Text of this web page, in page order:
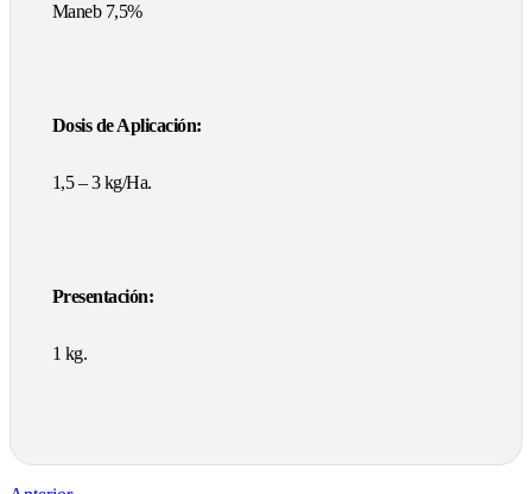
Maneb 7,5%
Dosis de Aplicación:
1,5 – 3 kg/Ha.
Presentación:
1 kg.